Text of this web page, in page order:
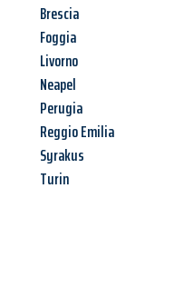
Brescia
Foggia
Livorno
Neapel
Perugia
Reggio Emilia
Syrakus
Turin